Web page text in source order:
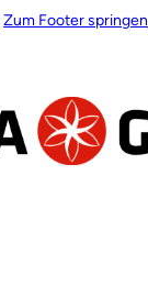
Zum Footer springen